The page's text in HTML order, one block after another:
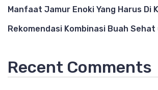
Manfaat Jamur Enoki Yang Harus Di
Rekomendasi Kombinasi Buah
Recent Comments